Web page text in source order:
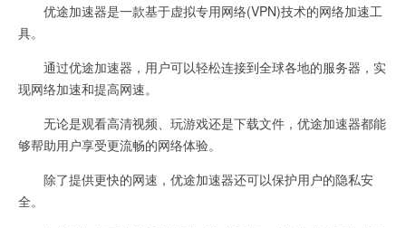
优途加速器是一款基于虚拟专用网络(VPN)技术的网络加速工
具。
通过优途加速器，用户可以轻松连接到全球各地的服务器，实
现网络加速和提高网速。
无论是观看高清视频、玩游戏还是下载文件，优途加速器都能
够帮助用户享受更流畅的网络体验。
除了提供更快的网速，优途加速器还可以保护用户的隐私安
全。